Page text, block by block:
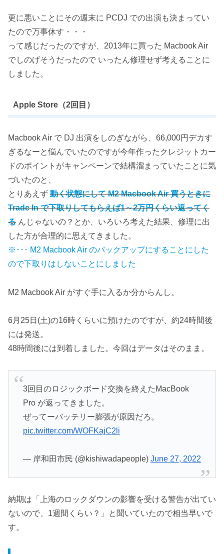
更に悪いことにその週末に PCDJ での出演も決まってい
たので万事休す・・・
って感じだったのですが、2013年に買った Macbook Air
でしのげそうだったので いったん修理せず考えることに
しました。
Apple Store（2回目）
Macbook Air で DJ 出演をしのぎながら、66,000円デカす
ぎるなーと悩んでいたのですが今年作ったクレジットカー
ドのポイントがキャンペーンで結構溜まっていたことに気
づいたのと、
とりあえず 動く状態にして M2 Macbook Air 買うときに
Trade In で下取りしてもらえば1～2万円くらい返ってく
る んじゃないの？とか、いろいろ考えた結果、修理に出
した方が合理的に思えてきました。
※･･･ M2 Macbook Air のバックアップにすることにした
ので下取りはしないことにしました
M2 Macbook Air がすぐ手に入るか分からんし。
6月25日(土)の16時くらいに預けたのですが、約24時間後
には発送。
48時間後には到着しました。今回はデータはそのまま。
3回目のロジックボード交換を終えたMacBook
Pro が返ってきました。
ぜってーバッテリー膨張が原因だろ。
pic.twitter.com/WOFKajC2li
— 岸和田市民 (@kishiwadapeople) June 27, 2022
納期は「上海のロックダウンの影響を受ける警告が出てい
ないので、1週間くらい？」と聞いていたので相当早いで
す。